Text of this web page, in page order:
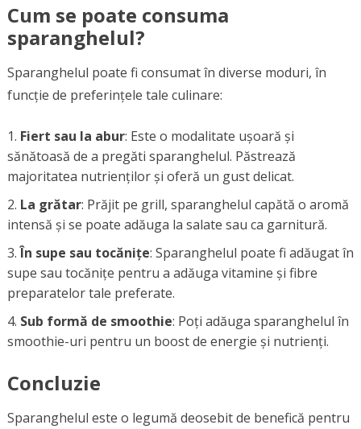
Cum se poate consuma
sparanghelul?
Sparanghelul poate fi consumat în diverse moduri, în
funcție de preferințele tale culinare:
Fiert sau la abur: Este o modalitate ușoară și
sănătoasă de a pregăti sparanghelul. Păstrează
majoritatea nutrienților și oferă un gust delicat.
La grătar: Prăjit pe grill, sparanghelul capătă o aromă
intensă și se poate adăuga la salate sau ca garnitură.
În supe sau tocănițe: Sparanghelul poate fi adăugat în
supe sau tocănițe pentru a adăuga vitamine și fibre
preparatelor tale preferate.
Sub formă de smoothie: Poți adăuga sparanghelul în
smoothie-uri pentru un boost de energie și nutrienți.
Concluzie
Sparanghelul este o legumă deosebit de benefică pentru